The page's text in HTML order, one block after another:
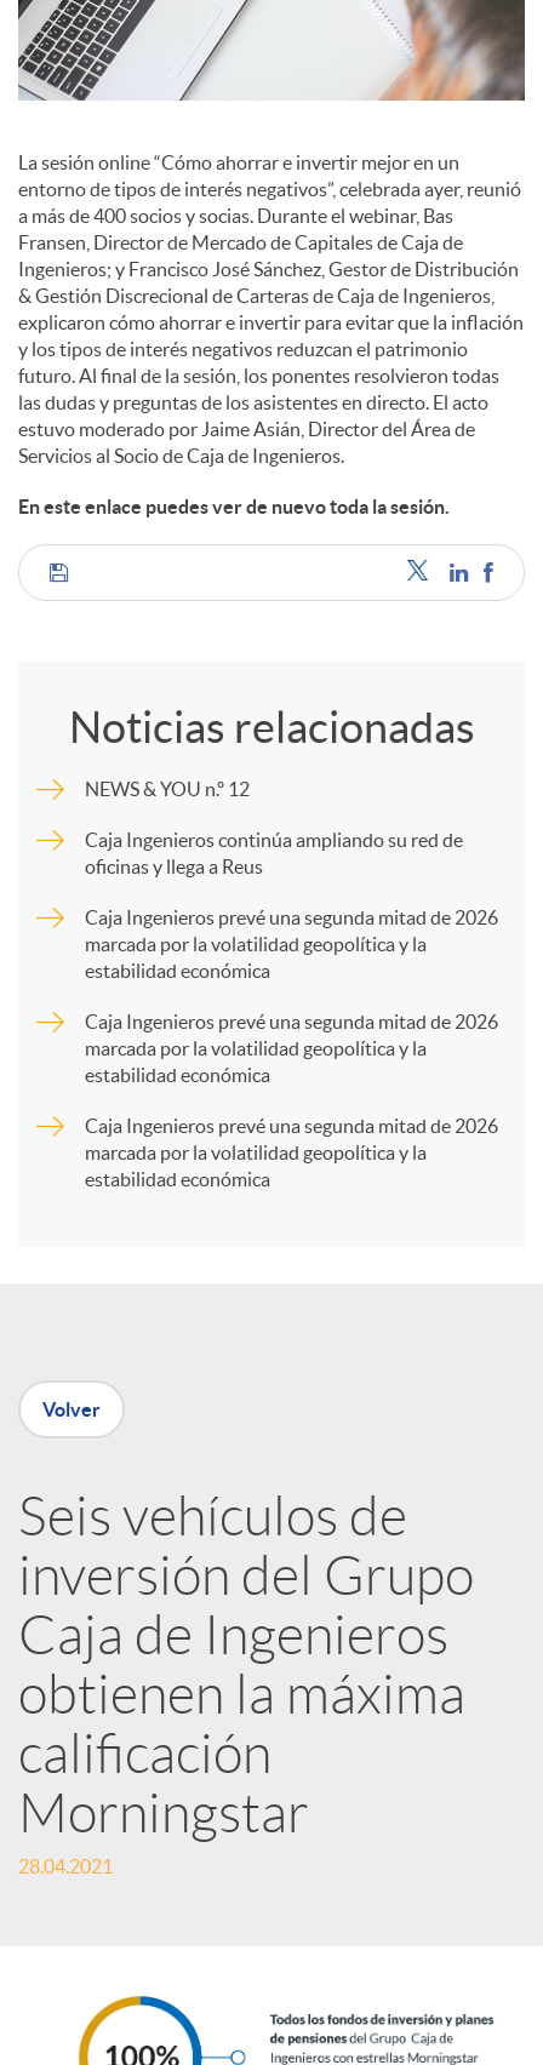
l
e
s
La sesión online “Cómo ahorrar e invertir mejor en un
entorno de tipos de interés negativos”, celebrada ayer, reunió
a más de 400 socios y socias. Durante el webinar, Bas
Fransen, Director de Mercado de Capitales de Caja de
Ingenieros; y Francisco José Sánchez, Gestor de Distribución
& Gestión Discrecional de Carteras de Caja de Ingenieros,
explicaron cómo ahorrar e invertir para evitar que la inflación
y los tipos de interés negativos reduzcan el patrimonio
futuro. Al final de la sesión, los ponentes resolvieron todas
las dudas y preguntas de los asistentes en directo. El acto
estuvo moderado por Jaime Asián, Director del Área de
Servicios al Socio de Caja de Ingenieros.
En este enlace puedes ver de nuevo toda la sesión.
C
p
a
n
e
d
e
s
S
Noticias relacionadas
NEWS & YOU n.º 12
Caja Ingenieros continúa ampliando su red de
oficinas y llega a Reus
Caja Ingenieros prevé una segunda mitad de 2026
marcada por la volatilidad geopolítica y la
estabilidad económica
Caja Ingenieros prevé una segunda mitad de 2026
marcada por la volatilidad geopolítica y la
estabilidad económica
Caja Ingenieros prevé una segunda mitad de 2026
marcada por la volatilidad geopolítica y la
estabilidad económica
Volver
Seis vehículos de
inversión del Grupo
Caja de Ingenieros
obtienen la máxima
calificación
Morningstar
28.04.2021